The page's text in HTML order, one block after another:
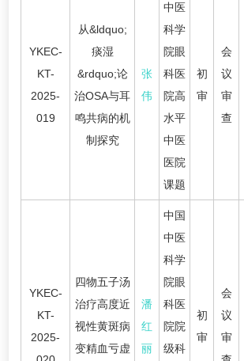
YKEC-
KT-
2025-
019
从&ldquo;
痰湿
&rdquo;论
治OSA与耳
鸣共病的机
制探究
张
伟
中医
科学
院眼
科医
院高
水平
中医
医院
课题
初
审
会
议
审
查
YKEC-
KT-
2025-
四物五子汤
治疗高度近
视性黄斑病
变精血亏虚
潘
红
丽
中国
中医
科学
院眼
科医
院院
级科
初
审
会
议
审